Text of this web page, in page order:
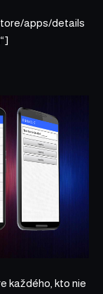
apps/details
každého, kto nie